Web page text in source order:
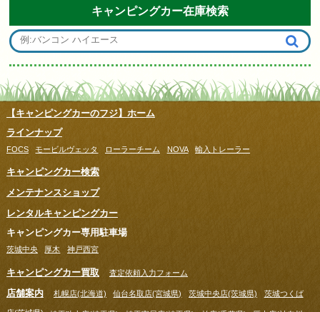
キャンピングカー在庫検索
【キャンピングカーのフジ】ホーム
ラインナップ
FOCS モービルヴェッタ ローラーチーム NOVA 輸入トレーラー
キャンピングカー検索
メンテナンスショップ
レンタルキャンピングカー
キャンピングカー専用駐車場
茨城中央 厚木 神戸西宮
キャンピングカー買取 査定依頼入力フォーム
店舗案内 札幌店(北海道) 仙台名取店(宮城県) 茨城中央店(茨城県) 茨城つくば